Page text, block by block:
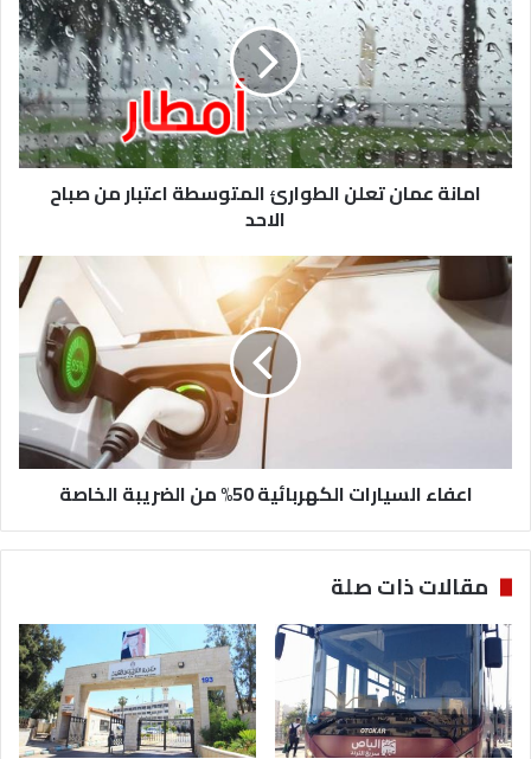
تعلن
الطوارئ
المتوسطة
اعتبار
من
صباح
الاحد
امانة عمان تعلن الطوارئ المتوسطة اعتبار من صباح
الاحد
اعفاء
السيارات
الكهربائية
من
الخاصة
اعفاء السيارات الكهربائية 50% من الضريبة الخاصة
مقالات ذات صلة